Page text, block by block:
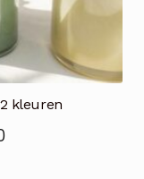
kleuren
Huidige